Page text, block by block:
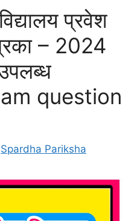
प्रवेश
– 2024
question
Spardha Pariksha